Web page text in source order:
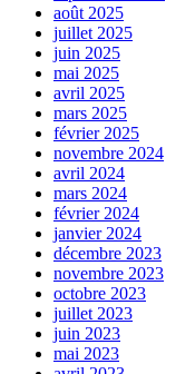
août 2025
juillet 2025
juin 2025
mai 2025
avril 2025
mars 2025
février 2025
novembre 2024
avril 2024
mars 2024
février 2024
janvier 2024
décembre 2023
novembre 2023
octobre 2023
juillet 2023
juin 2023
mai 2023